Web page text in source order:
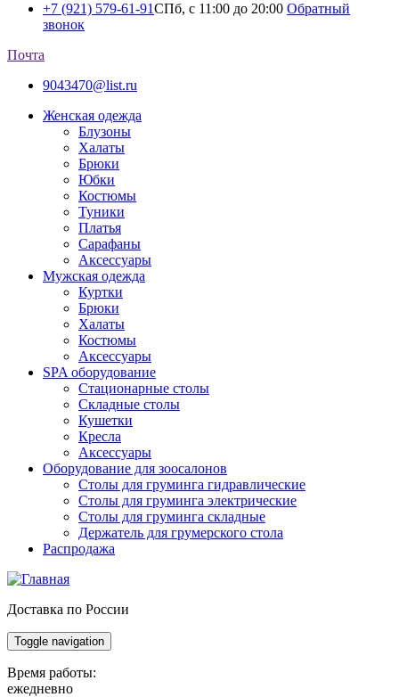
+7 (921) 579-61-91СПб, с 11:00 до 20:00 Обратный
звонок
Почта
9043470@list.ru
Женская одежда
Блузоны
Халаты
Брюки
Юбки
Костюмы
Туники
Платья
Сарафаны
Аксессуары
Мужская одежда
Куртки
Брюки
Халаты
Костюмы
Аксессуары
SPA оборудование
Стационарные столы
Складные столы
Кушетки
Кресла
Аксессуары
Оборудование для зоосалонов
Столы для груминга гидравлические
Столы для груминга электрические
Столы для груминга складные
Держатель для грумерского стола
Распродажа
Доставка по России
Toggle navigation
Время работы:
ежедневно